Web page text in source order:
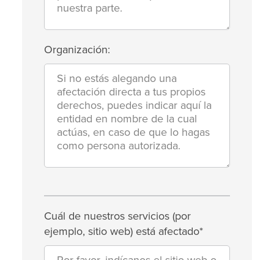
Organización:
Cuál de nuestros servicios (por
ejemplo, sitio web) está afectado*